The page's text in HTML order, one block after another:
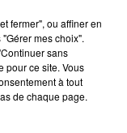
: encore
avant
fermer", ou affiner en
mes choix".
sans
pour ce site. Vous
à tout
de chaque page.